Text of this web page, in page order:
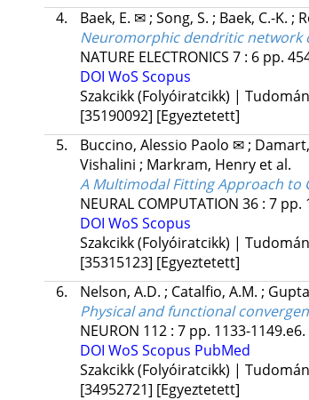
4.
Baek, E. ✉; Song, S. ; Baek, C.-K. ;
Neuromorphic dendritic network
NATURE ELECTRONICS 7: 6 pp.
DOI WoS Scopus
Szakcikk (Folyóiratcikk) |
[35190092] [Egyeztetett]
5.
Buccino, Alessio Paolo ✉;
Vishalini ; Markram, Henry et al.
A Multimodal Fitting Approach to
NEURAL COMPUTATION 36: 7 pp.
DOI WoS Scopus
Szakcikk (Folyóiratcikk) |
[35315123] [Egyeztetett]
6.
Nelson, A.D. ; Catalfio, A.M. ;
Physical and functional
NEURON 112: 7 pp. 1133-1149.e6.
DOI WoS Scopus PubMed
Szakcikk (Folyóiratcikk) |
[34952721] [Egyeztetett]